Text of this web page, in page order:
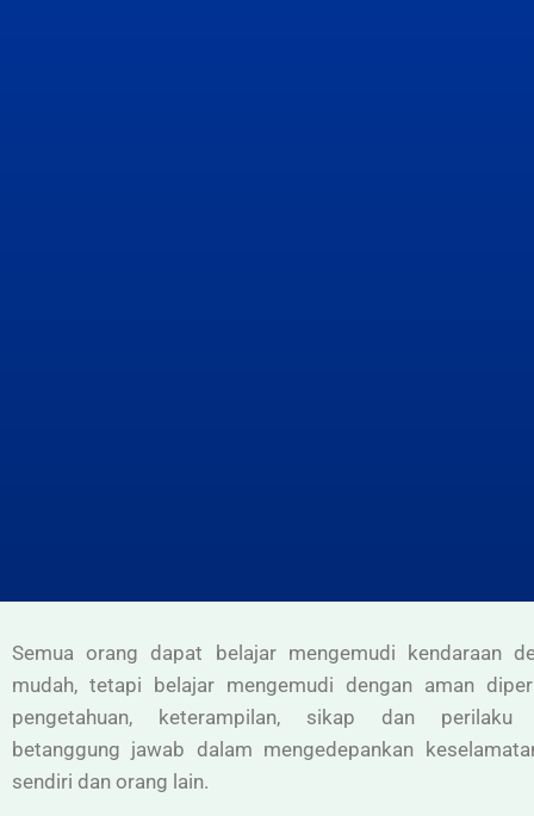
Semua orang dapat belajar mengemudi kendaraan
mudah, tetapi belajar mengemudi dengan aman
pengetahuan, keterampilan, sikap dan perilaku
betanggung jawab dalam mengedepankan
sendiri dan orang lain.